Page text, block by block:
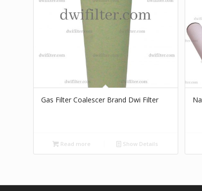
Gas Filter Coalescer Brand Dwi Filter
Read more Show Details